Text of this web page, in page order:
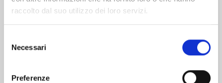
raccolto dal suo utilizzo dei loro servizi.
delNecessari
Preferenze